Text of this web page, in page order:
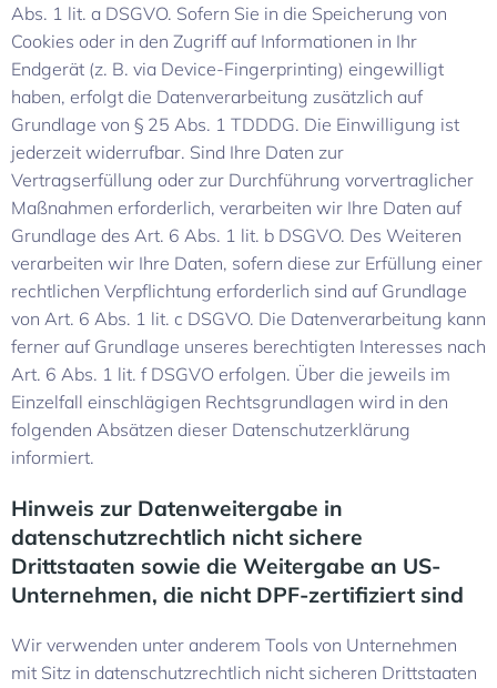
Abs. 1 lit. a DSGVO. Sofern Sie in die Speicherung von
Cookies oder in den Zugriff auf Informationen in Ihr
Endgerät (z. B. via Device-Fingerprinting) eingewilligt
haben, erfolgt die Datenverarbeitung zusätzlich auf
Grundlage von § 25 Abs. 1 TDDDG. Die Einwilligung ist
jederzeit widerrufbar. Sind Ihre Daten zur
Vertragserfüllung oder zur Durchführung vorvertraglicher
Maßnahmen erforderlich, verarbeiten wir Ihre Daten auf
Grundlage des Art. 6 Abs. 1 lit. b DSGVO. Des Weiteren
verarbeiten wir Ihre Daten, sofern diese zur Erfüllung einer
rechtlichen Verpflichtung erforderlich sind auf Grundlage
von Art. 6 Abs. 1 lit. c DSGVO. Die Datenverarbeitung kann
ferner auf Grundlage unseres berechtigten Interesses nach
Art. 6 Abs. 1 lit. f DSGVO erfolgen. Über die jeweils im
Einzelfall einschlägigen Rechtsgrundlagen wird in den
folgenden Absätzen dieser Datenschutzerklärung
informiert.
Hinweis zur Datenweitergabe in
datenschutzrechtlich nicht sichere
Drittstaaten sowie die Weitergabe an US-
Unternehmen, die nicht DPF-zertifiziert sind
Wir verwenden unter anderem Tools von Unternehmen
mit Sitz in datenschutzrechtlich nicht sicheren Drittstaaten